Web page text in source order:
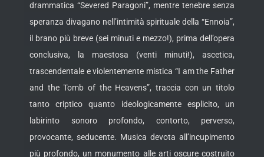
drammatica “Severed Paragoni”, mentre tenebre senza
speranza divagano nell’intimità spirituale della “Ennoia”,
il brano più breve (sei minuti e mezzo!), prima dell’opera
conclusiva, la maestosa (venti minuti!), ascetica,
trascendentale e violentemente mistica “I am the Father
and the Tomb of the Heavens”, traccia con un titolo
tanto criptico quanto ideologicamente esplicito, un
labirinto sonoro profondo, contorto, perverso,
provocante, seducente. Musica devota all’incupimento
più profondo, un monumento alle arti oscure costruito